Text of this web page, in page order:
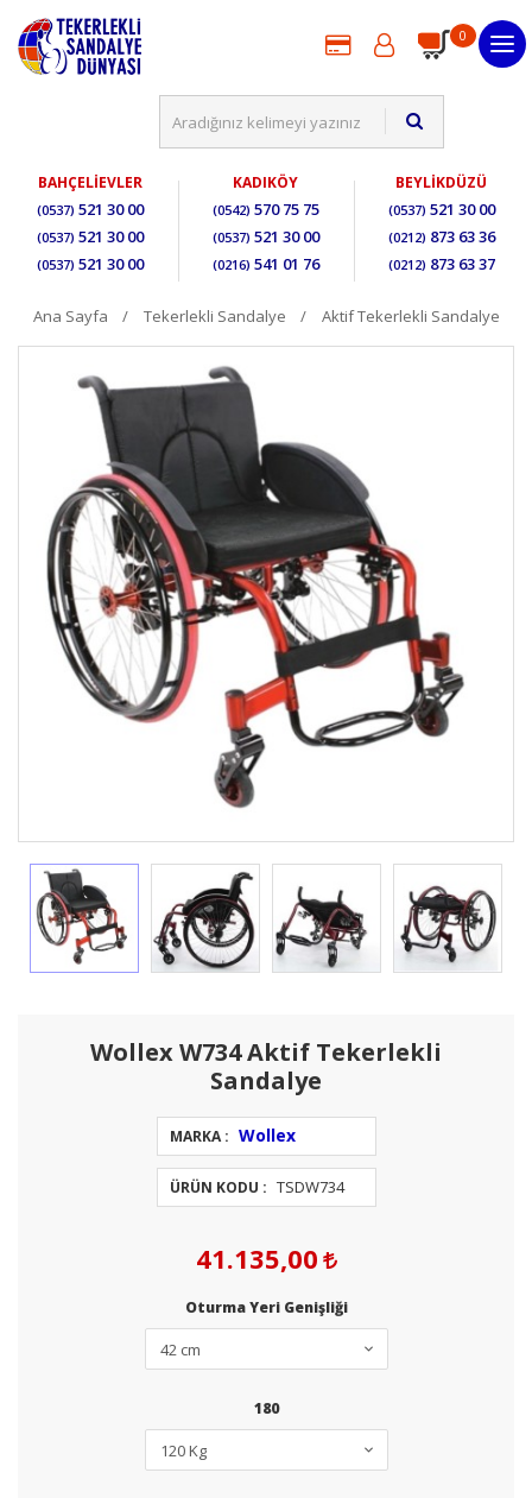
0
BAHÇELİEVLER
(0537) 521 30 00
(0537) 521 30 00
(0537) 521 30 00
KADIKÖY
(0542) 570 75 75
(0537) 521 30 00
(0216) 541 01 76
BEYLİKDÜZÜ
(0537) 521 30 00
(0212) 873 63 36
(0212) 873 63 37
Ana Sayfa Tekerlekli Sandalye Aktif Tekerlekli Sandalye
Wollex W734 Aktif Tekerlekli
Sandalye
MARKA : Wollex
ÜRÜN KODU : TSDW734
41.135,00
Oturma Yeri Genişliği
180